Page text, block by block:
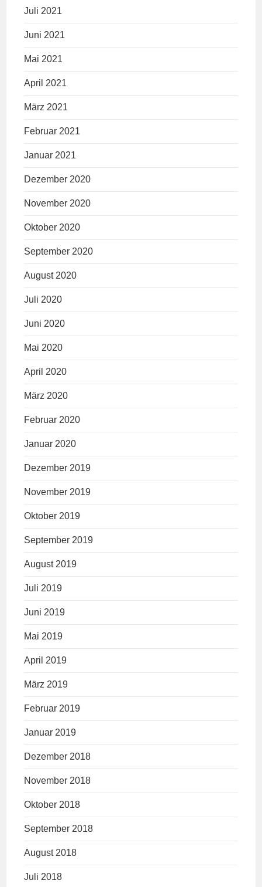
Juli 2021
Juni 2021
Mai 2021
April 2021
März 2021
Februar 2021
Januar 2021
Dezember 2020
November 2020
Oktober 2020
September 2020
August 2020
Juli 2020
Juni 2020
Mai 2020
April 2020
März 2020
Februar 2020
Januar 2020
Dezember 2019
November 2019
Oktober 2019
September 2019
August 2019
Juli 2019
Juni 2019
Mai 2019
April 2019
März 2019
Februar 2019
Januar 2019
Dezember 2018
November 2018
Oktober 2018
September 2018
August 2018
Juli 2018